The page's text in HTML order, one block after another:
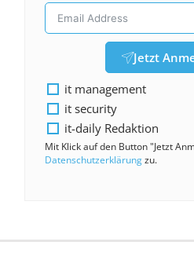
Jetzt
it management
it security
it-daily Redaktion
Mit Klick auf den Button "Jetzt
Datenschutzerklärungzu.